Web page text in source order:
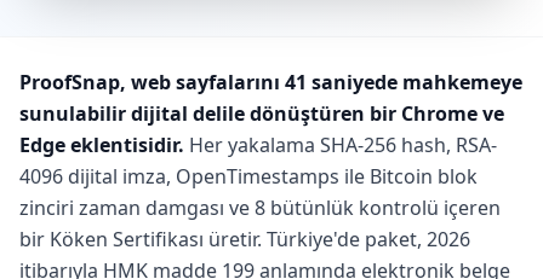
ProofSnap, web sayfalarını 41 saniyede mahkemeye
sunulabilir dijital delile dönüştüren bir Chrome ve
Edge eklentisidir. Her yakalama SHA-256 hash, RSA-
4096 dijital imza, OpenTimestamps ile Bitcoin blok
zinciri zaman damgası ve 8 bütünlük kontrolü içeren
bir Köken Sertifikası üretir. Türkiye'de paket, 2026
itibarıyla HMK madde 199 anlamında elektronik belge